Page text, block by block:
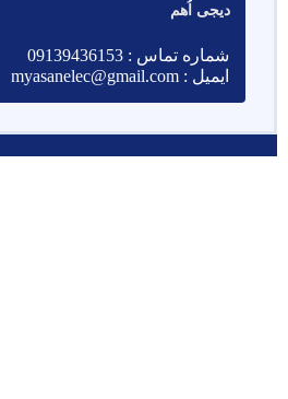
دیجی اُهم
شماره تماس : 09139436153
ایمیل : myasanelec@gmail.com